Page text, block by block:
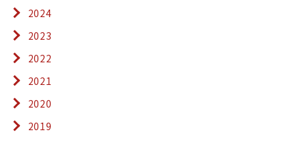
2024
2023
2022
2021
2020
2019